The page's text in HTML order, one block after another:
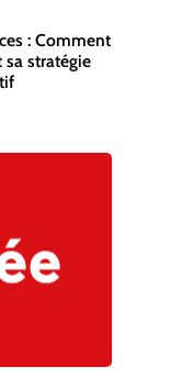
: Comment
stratégie